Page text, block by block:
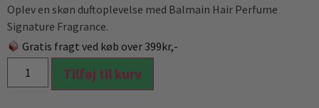
Oplev en skøn duftoplevelse med Balmain Hair Perfume
Signature Fragrance.
Gratis fragt ved køb over 399kr,-
Tilføj til kurv